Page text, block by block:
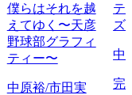
僕らはそれを越
えてゆく〜天彦
野球部グラフィ
ティー〜
中原裕/市田実
テ
ズ
中
完